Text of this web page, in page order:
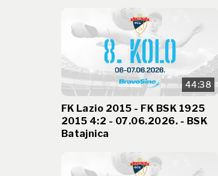
44:38
FK Lazio 2015 - FK BSK 1925
2015 4:2 - 07.06.2026. - BSK
Batajnica